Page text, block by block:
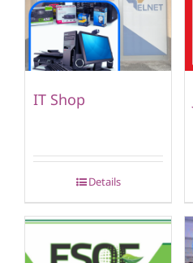
IT Shop
Details